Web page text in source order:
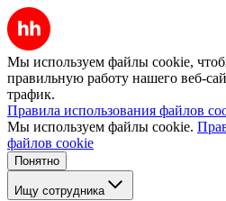
Мы используем файлы cookie,
правильную работу нашего веб-
трафик.
Правила использования файлов
Мы используем файлы cookie.
файлов cookie
Понятно
Ищу сотрудника